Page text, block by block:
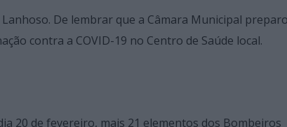
De lembrar que a Câmara Municipal
contra a COVID-19 no Centro de Saúde local.
20 de fevereiro, mais 21 elementos dos Bombeiros